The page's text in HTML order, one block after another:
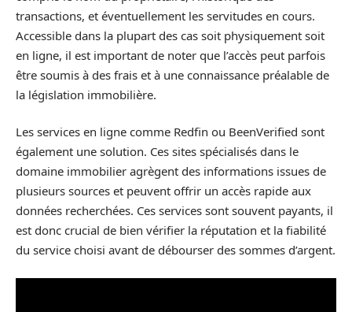
transactions, et éventuellement les servitudes en cours.
Accessible dans la plupart des cas soit physiquement soit
en ligne, il est important de noter que l’accès peut parfois
être soumis à des frais et à une connaissance préalable de
la législation immobilière.
Les services en ligne comme Redfin ou BeenVerified sont
également une solution. Ces sites spécialisés dans le
domaine immobilier agrègent des informations issues de
plusieurs sources et peuvent offrir un accès rapide aux
données recherchées. Ces services sont souvent payants, il
est donc crucial de bien vérifier la réputation et la fiabilité
du service choisi avant de débourser des sommes d’argent.